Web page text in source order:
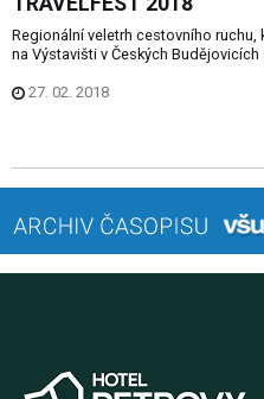
Regionální veletrh cestovního ruchu,
na Výstavišti v Českých
27. 02. 2018